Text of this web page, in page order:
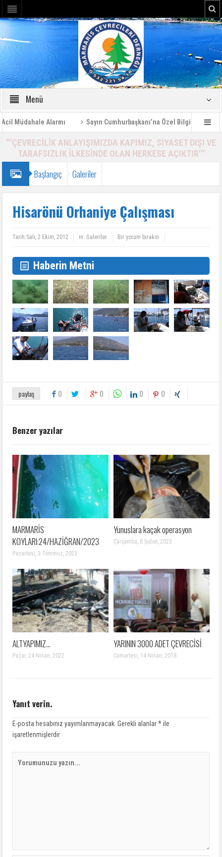
Menü
Alarmı Sayın Cumhurbaşkanı’na Özel Bilgilendirme
'''ÇEVRECİLİK ANLAYIŞIMIZDA KAPIMIZ, SİYASET DIŞI VE
TARAFSIZLIK İLKESİNDE OLAN HERKESE AÇIKTIR'''
Başlangıç Galeriler
Hisarönü Orhaniye Çalışması
Tarih:Salı, 2 Ekim, 2012 in: Galeriler Bir yorum bırakın
Haberin Metni
paylaş 0 0 0 0
Benzer yazılar
MARMARİS
KOYLARI:24/HAZİĞRAN/2023
Pazartesi, 3 Temmuz, 2023
Yunuslara kaçak operasyon
Çarşamba, 8 Şubat, 2023
ALTYAPIMIZ…
Pazar, 24 Nisan, 2022
YARININ 3000 ADET ÇEVRECİSİ
Cumartesi, 14 Nisan, 2018
Yanıt verin.
E-posta hesabınız yayımlanmayacak. Gerekli alanlar*ile
işaretlenmişlerdir